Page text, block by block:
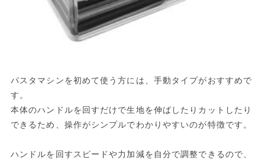
パスタマシンを初めて使う方には、手動タイプがおすすめで
す。
本体のハンドルを回すだけで生地を伸ばしたりカットしたり
できるため、操作がシンプルでわかりやすいのが特徴です。
ハンドルを回すスピードや力加減を自分で調整できるので、